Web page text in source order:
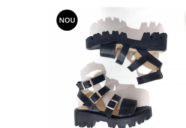
NOU